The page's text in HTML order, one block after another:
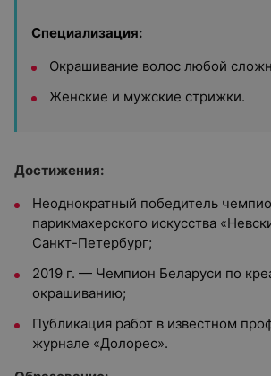
Специализация:
Окрашивание волос любой
Женские и мужские стрижки.
Достижения:
Неоднократный победитель
парикмахерского искусства
Санкт-Петербург;
2019 г. — Чемпион Беларуси по
окрашиванию;
Публикация работ в известном
журнале «Долорес».